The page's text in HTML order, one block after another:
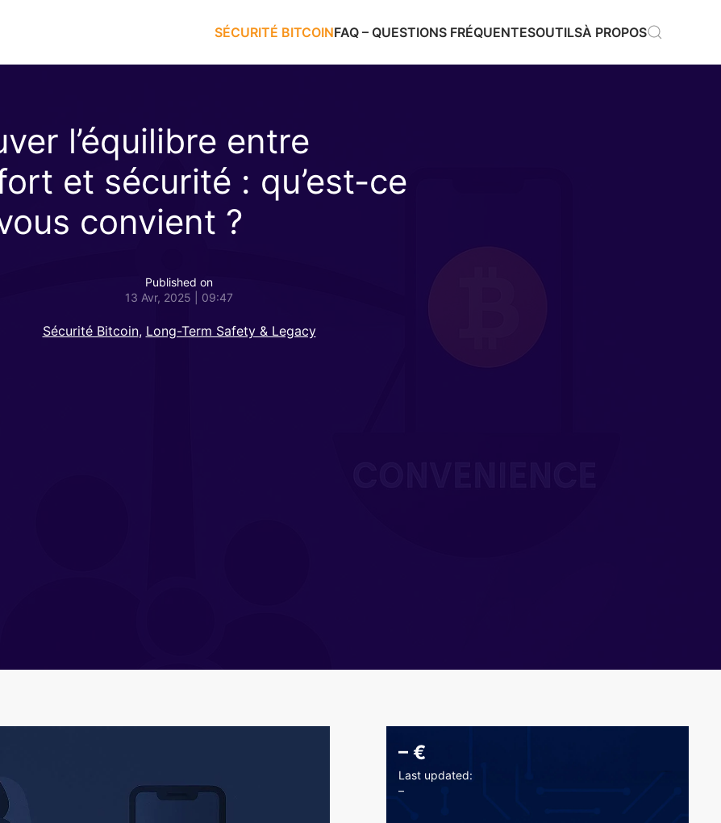
SÉCURITÉ BITCOINFAQ – QUESTIONS FRÉQUENTESOUTILSÀ PROPOS
l’équilibre entre
et sécurité : qu’est-ce
convient ?
Published on
13 Avr, 2025 | 09:47
Sécurité Bitcoin, Long-Term Safety & Legacy
– €
Last updated:
–